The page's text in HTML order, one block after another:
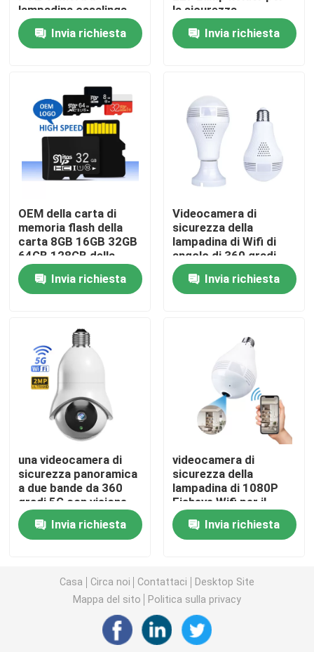
Video
Visita alla fabbrica
Controllo della qualità
Notizie
Chiedi un preventivo
Videocamera di sicurezza della lampadina di Wifi
Videocamere di sicurezza domestiche dell'interno
Videocamera di sicurezza impermeabile all'aperto
macchina fotografica solare 4G
Macchina fotografica solare di Wifi
Macchina fotografica senza fili astuta di Wifi
Macchina fotografica di PTZ all'aperto
lampadina casalinga
CCTV 360
Invia richiesta
la sicurezza
domestica
Invia richiesta
OEM della carta di
memoria flash della
carta 8GB 16GB 32GB
64GB 128GB della
scheda di memoria di
TF SD/TFInvia richiesta
Videocamera di
sicurezza della
lampadina di Wifi di
angolo di 360 gradi
con la vista
panoramica del fish-
eye
Invia richiesta
una videocamera di
sicurezza panoramica
a due bande da 360
gradi 5G con visione
notturna
Invia richiesta
videocamera di
sicurezza della
lampadina di 1080P
Fisheye Wifi per il
cortile del magazzino
dell'azienda agricola
Invia richiesta
Casa Circa noi Contattaci
Desktop Site
Mappa del sito
Politica sulla privacy